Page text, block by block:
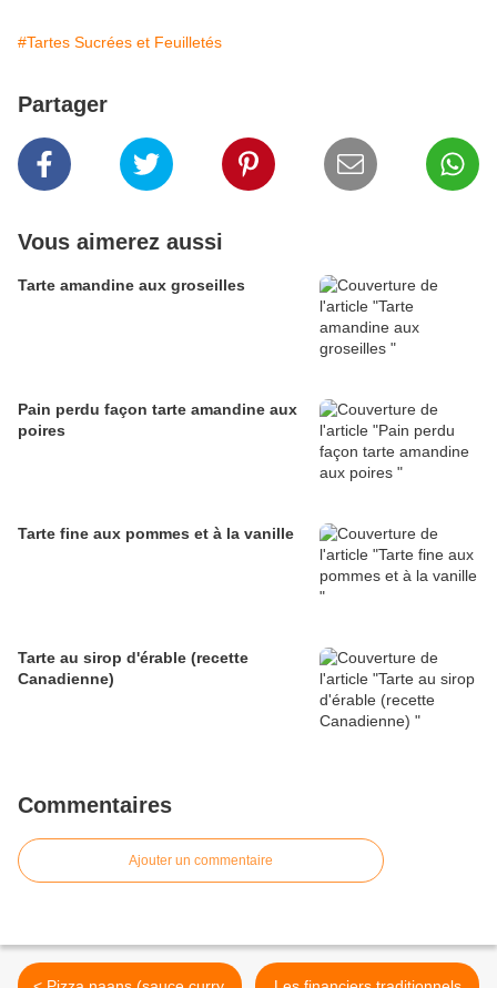
#Tartes Sucrées et Feuilletés
Partager
Vous aimerez aussi
Tarte amandine aux groseilles
Pain perdu façon tarte amandine aux
poires
Tarte fine aux pommes et à la vanille
Tarte au sirop d'érable (recette
Canadienne)
Commentaires
Ajouter un commentaire